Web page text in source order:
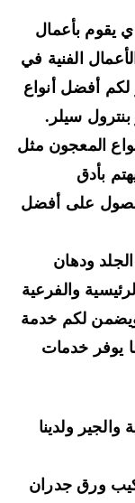
بأعمال
الفنية في
أفضل أنواع
سيلر.
المعجون مثل
بأدق
على أفضل
ودهان
والفرعية
لكم خدمة
خدمات
ولدينا
ورق جدران